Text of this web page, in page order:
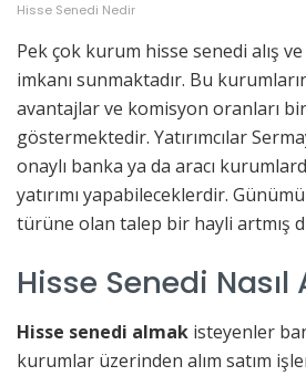
Hisse Senedi Nedir
Pek çok kurum hisse senedi alış ve
imkanı sunmaktadır. Bu
avantajlar ve komisyon oranları
göstermektedir. Yatırımcılar
onaylı banka ya da aracı
yatırımı yapabileceklerdir.
türüne olan talep bir hayli artmış
Hisse Senedi Nasıl
Hisse senedi almak isteyenler
kurumlar üzerinden alım satım